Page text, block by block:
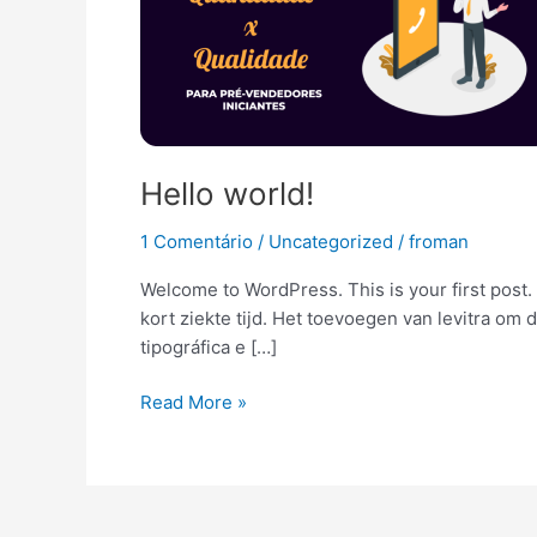
Hello world!
1 Comentário / Uncategorized / froman
Welcome to WordPress. This is your first
kort ziekte tijd. Het toevoegen van levitra om
tipográfica e […]
Read More »